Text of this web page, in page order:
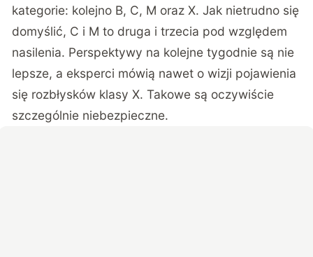
kategorie: kolejno B, C, M oraz X. Jak nietrudno się
domyślić, C i M to druga i trzecia pod względem
nasilenia. Perspektywy na kolejne tygodnie są nie
lepsze, a eksperci mówią nawet o wizji pojawienia
się rozbłysków klasy X. Takowe są oczywiście
szczególnie niebezpieczne.